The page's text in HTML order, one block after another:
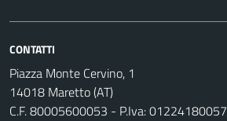
CONTATTI
Piazza Monte Cervino, 1
14018 Maretto (AT)
C.F. 80005600053 - P.Iva: 01224180057